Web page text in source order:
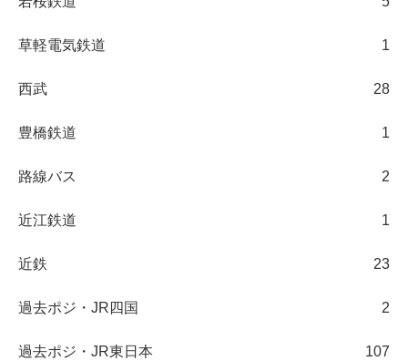
草軽電気鉄道 1
西武 28
豊橋鉄道 1
路線バス 2
近江鉄道 1
近鉄 23
過去ポジ・JR四国 2
過去ポジ・JR東日本 107